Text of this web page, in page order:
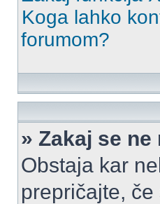
Koga lahko
forumom?
» Zakaj se
Obstaja kar
prepričajte,